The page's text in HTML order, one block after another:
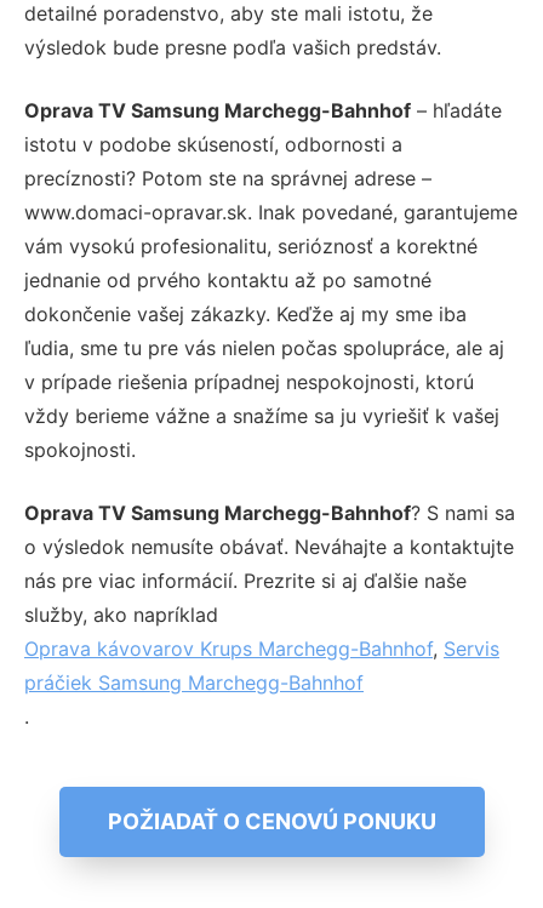
detailné poradenstvo, aby ste mali istotu, že
výsledok bude presne podľa vašich predstáv.
Oprava TV Samsung Marchegg-Bahnhof – hľadáte
istotu v podobe skúseností, odbornosti a
precíznosti? Potom ste na správnej adrese –
www.domaci-opravar.sk. Inak povedané, garantujeme
vám vysokú profesionalitu, serióznosť a korektné
jednanie od prvého kontaktu až po samotné
dokončenie vašej zákazky. Keďže aj my sme iba
ľudia, sme tu pre vás nielen počas spolupráce, ale aj
v prípade riešenia prípadnej nespokojnosti, ktorú
vždy berieme vážne a snažíme sa ju vyriešiť k vašej
spokojnosti.
Oprava TV Samsung Marchegg-Bahnhof? S nami sa
o výsledok nemusíte obávať. Neváhajte a kontaktujte
nás pre viac informácií. Prezrite si aj ďalšie naše
služby, ako napríklad
Oprava kávovarov Krups Marchegg-Bahnhof, Servis
práčiek Samsung Marchegg-Bahnhof
.
POŽIADAŤ O CENOVÚ PONUKU